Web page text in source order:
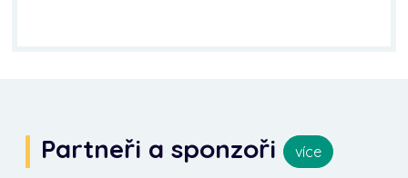
Partneři a sponzoři více